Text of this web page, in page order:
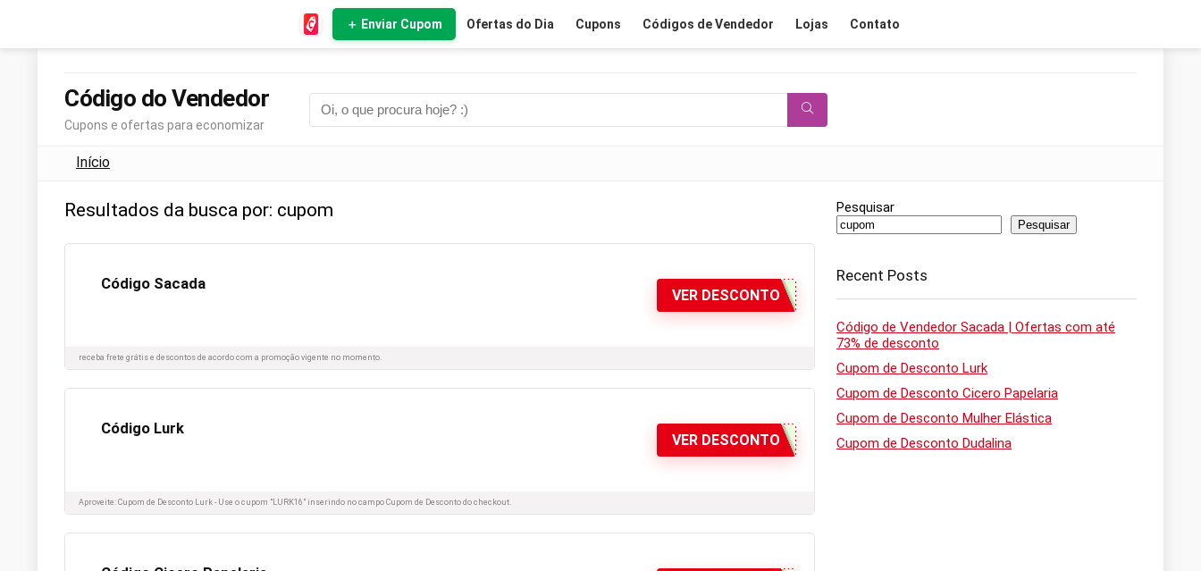
＋ Enviar Cupom Ofertas do Dia Cupons Códigos de Vendedor Lojas Contato
Código do Vendedor
Cupons e ofertas para economizar
Início
Resultados da busca por: cupom
Código Sacada
VER DESCONTO
receba frete grátis e descontos de acordo com a promoção vigente no momento.
Código Lurk
VER DESCONTO
Aproveite: Cupom de Desconto Lurk - Use o cupom "LURK16" inserindo no campo Cupom de Desconto do checkout.
Pesquisar
Pesquisar
Recent Posts
Código de Vendedor Sacada | Ofertas com até
73% de desconto
Cupom de Desconto Lurk
Cupom de Desconto Cicero Papelaria
Cupom de Desconto Mulher Elástica
Cupom de Desconto Dudalina